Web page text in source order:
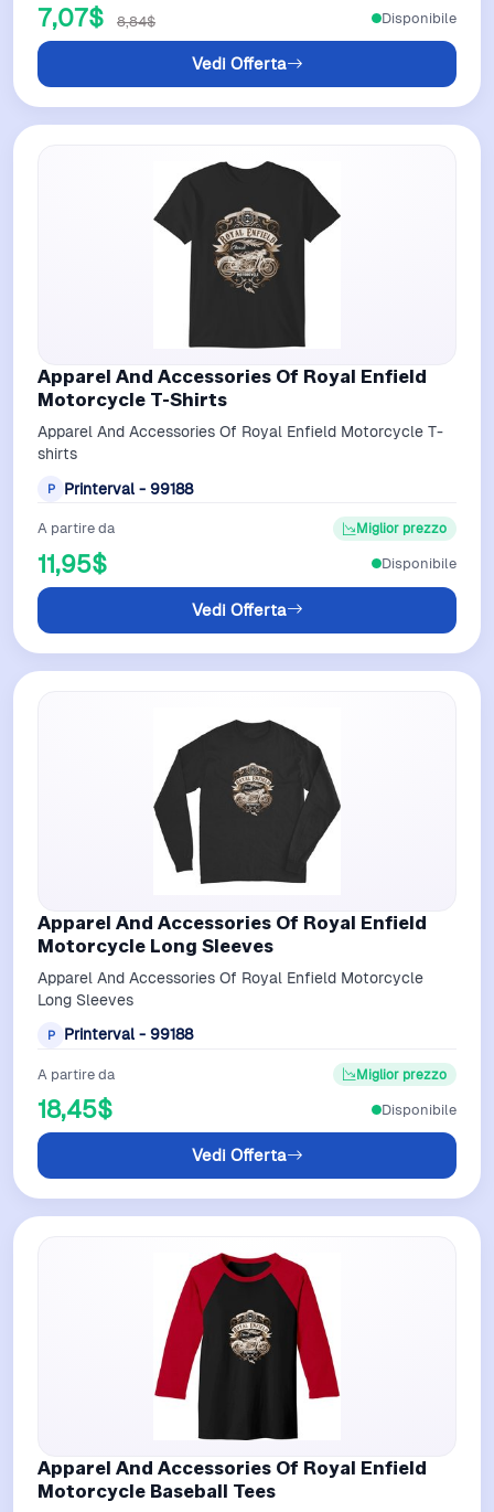
7,07$ 8,84$
Vedi Offerta
Disponibile
Apparel And Accessories Of Royal Enfield
Motorcycle T-Shirts
Apparel And Accessories Of Royal Enfield Motorcycle T-
shirts
P Printerval - 99188
A partire da
11,95$
Miglior prezzo
Vedi Offerta
Disponibile
Apparel And Accessories Of Royal Enfield
Motorcycle Long Sleeves
Apparel And Accessories Of Royal Enfield Motorcycle
Long Sleeves
P Printerval - 99188
A partire da
18,45$
Miglior prezzo
Vedi Offerta
Disponibile
Apparel And Accessories Of Royal Enfield
Motorcycle Baseball Tees